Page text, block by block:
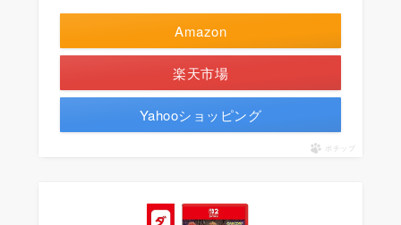
Amazon
楽天市場
Yahooショッピング
ポチップ